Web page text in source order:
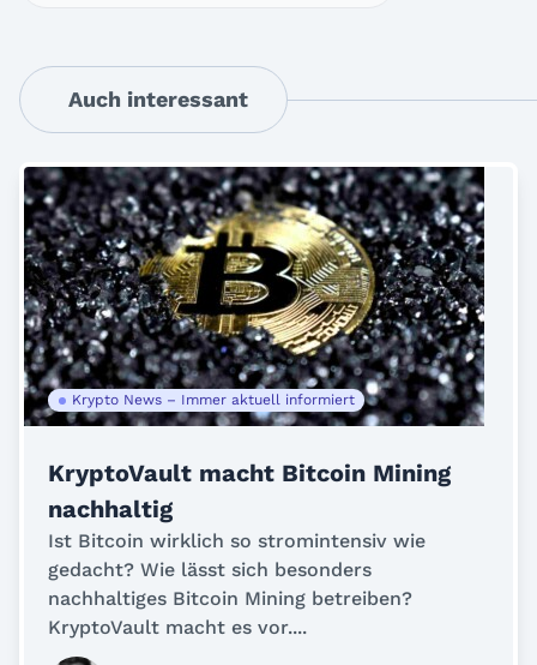
Auch interessant
Krypto News – Immer aktuell informiert
KryptoVault macht Bitcoin Mining
nachhaltig
Ist Bitcoin wirklich so stromintensiv wie
gedacht? Wie lässt sich besonders
nachhaltiges Bitcoin Mining betreiben?
KryptoVault macht es vor....